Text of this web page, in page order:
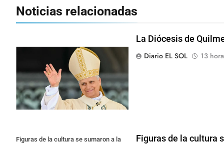
Noticias relacionadas
La Diócesis de
Diario EL SOL
13
Figuras de la cultura se sumaron a la
Figuras de la cultura